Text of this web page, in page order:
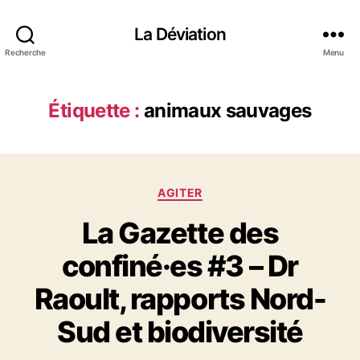
Recherche
La Déviation
Menu
Étiquette : animaux sauvages
C
t
é
g
o
r
i
e
s
AGITER
La Gazette des
confiné·es #3 – Dr
Raoult, rapports Nord-
Sud et biodiversité